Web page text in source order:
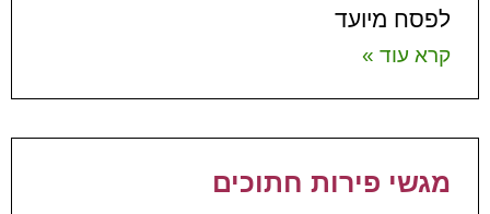
לפסח מיועד
קרא עוד »
מגשי פירות חתוכים